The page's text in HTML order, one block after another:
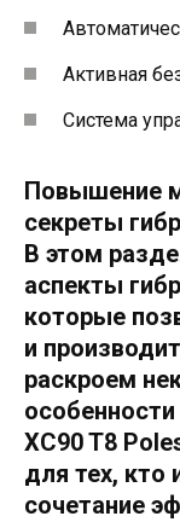
Активная
Система
Повышение
секреты
В этом
аспекты
которые
и
раскроем
XC90 T8
для тех, кто
сочетание